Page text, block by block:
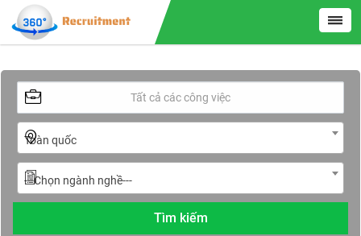
Toàn quốc
---Chọn ngành nghề---